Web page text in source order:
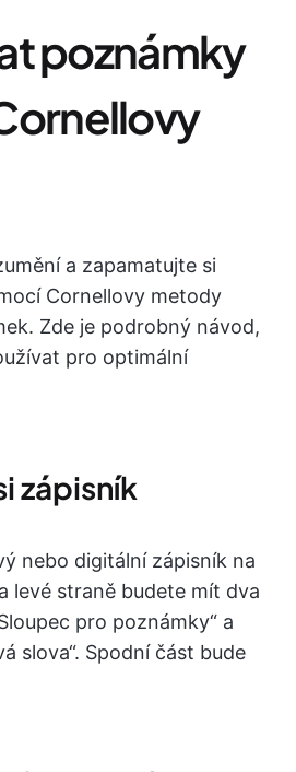
poznámky
a zapamatujte si
Cornellovy metody
Zde je podrobný návod,
pro optimální
zápisník
nebo digitální zápisník na
levé straně budete mít dva
pro poznámky“ a
slova“. Spodní část bude